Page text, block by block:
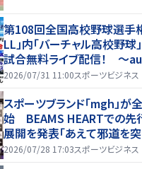
第108回全国高校野球選手
LL」内「バーチャル高校野
試合無料ライブ配信！ ～
応援！夏を盛り上げるライブ
2026/07/31 11:00スポーツビジネス
スポーツブランド「mgh」が
始 BEAMS HEARTでの先
展開を発表「あえて邪道を突
2026/07/28 17:03スポーツビジネス